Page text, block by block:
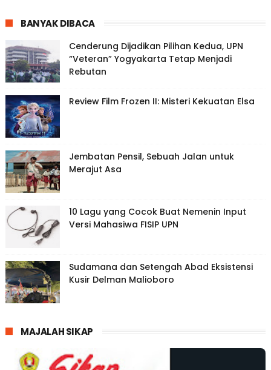
BANYAK DIBACA
Cenderung Dijadikan Pilihan Kedua, UPN
“Veteran” Yogyakarta Tetap Menjadi
Rebutan
Review Film Frozen II: Misteri Kekuatan Elsa
Jembatan Pensil, Sebuah Jalan untuk
Merajut Asa
10 Lagu yang Cocok Buat Nemenin Input
Versi Mahasiwa FISIP UPN
Sudamana dan Setengah Abad Eksistensi
Kusir Delman Malioboro
MAJALAH SIKAP